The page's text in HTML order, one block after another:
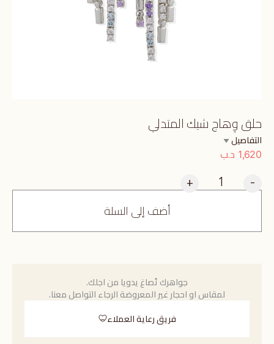
حلق وِهاج شيك المتدلي
التفاصيل
1,620 د.ب
-
+
أضف إلى السلة
جواهرك تُصاغ يدويا من اجلك.
لمقاس او احجار غير المعروضة الرجاء التواصل معنا.
فريق رعاية العملاء